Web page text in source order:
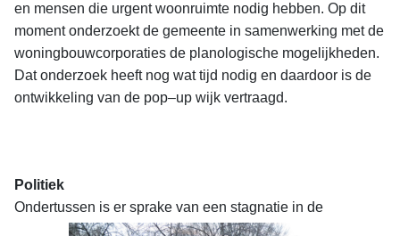
en mensen die urgent woonruimte nodig hebben. Op dit
moment onderzoekt de gemeente in samenwerking met de
woningbouwcorporaties de planologische mogelijkheden.
Dat onderzoek heeft nog wat tijd nodig en daardoor is de
ontwikkeling van de pop–up wijk vertraagd.
Politiek
Ondertussen is er sprake van een stagnatie in de